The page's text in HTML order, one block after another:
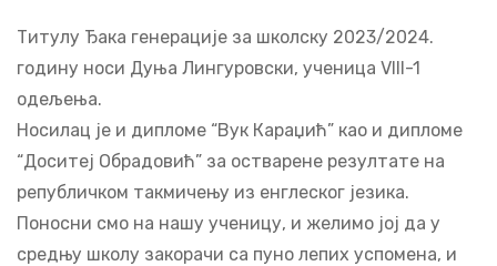
Титулу Ђака генерације за школску 2023/2024.
годину носи Дуња Лингуровски, ученица VIII-1
одељења.
Носилац је и дипломе “Вук Караџић” као и дипломе
“Доситеј Обрадовић” за остварене резултате на
републичком такмичењу из енглеског језика.
Поносни смо на нашу ученицу, и желимо јој да у
средњу школу закорачи са пуно лепих успомена, и